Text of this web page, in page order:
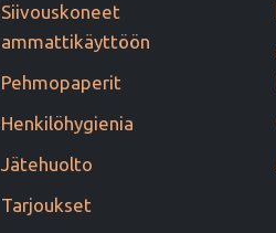
Siivouskoneet
ammattikäyttöön
Pehmopaperit
Henkilöhygienia
Jätehuolto
Tarjoukset